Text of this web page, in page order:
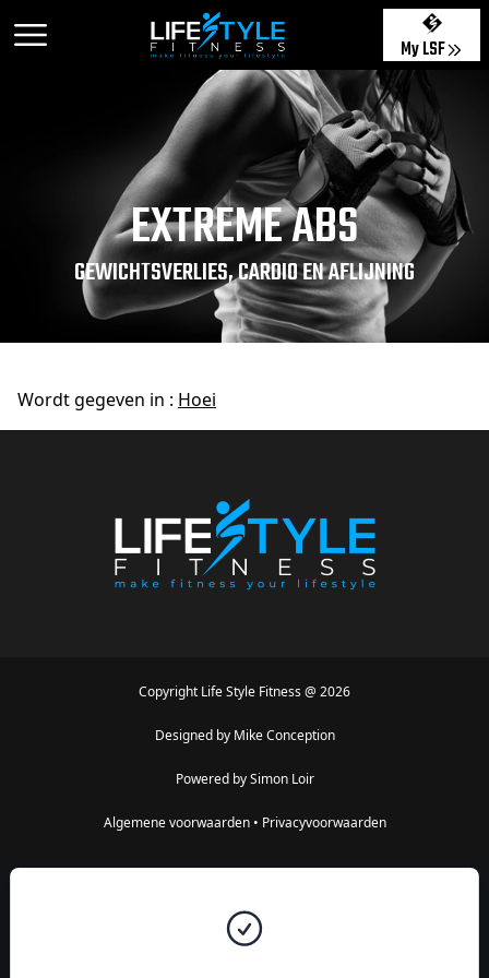
My LSF
EXTREME ABS
GEWICHTSVERLIES, CARDIO EN AFLIJNING
Wordt gegeven in : Hoei
Copyright Life Style Fitness @ 2026
Designed by Mike Conception
Powered by Simon Loir
Algemene voorwaarden • Privacyvoorwaarden